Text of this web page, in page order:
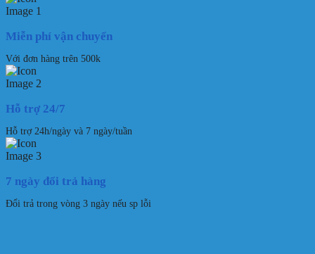
Miễn phí vận chuyển
Với đơn hàng trên 500k
Hỗ trợ 24/7
Hỗ trợ 24h/ngày và 7 ngày/tuần
7 ngày đổi trả hàng
Đổi trả trong vòng 3 ngày nếu sp lỗi